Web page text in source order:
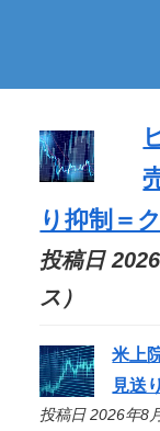
り抑制＝
投稿日
ス）
米上
見送
投稿日 2026年8